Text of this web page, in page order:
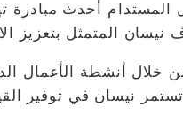
المستدام أحدث مبادرة
المتمثل بتعزيز
خلال أنشطة الأعمال
تستمر نيسان في توفير